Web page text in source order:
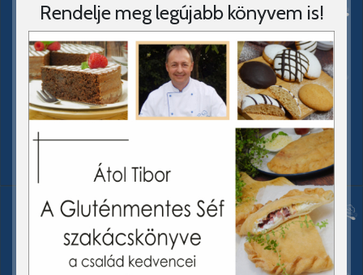
Rendelje meg legújabb könyvem is!